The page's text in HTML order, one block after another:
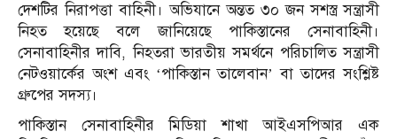
দেশটির নিরাপত্তা বাহিনী। অভিযানে অন্তত ৩০ জন সশস্ত্র সন্ত্রাসী
নিহত হয়েছে বলে জানিয়েছে পাকিস্তানের সেনাবাহিনী।
সেনাবাহিনীর দাবি, নিহতরা ভারতীয় সমর্থনে পরিচালিত সন্ত্রাসী
নেটওয়ার্কের অংশ এবং ‘পাকিস্তান তালেবান’ বা তাদের সংশ্লিষ্ট
গ্রুপের সদস্য।
পাকিস্তান সেনাবাহিনীর মিডিয়া শাখা আইএসপিআর এক